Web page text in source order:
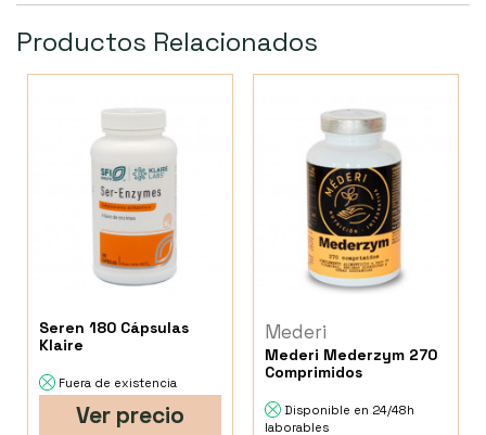
Productos Relacionados
Seren 180 Cápsulas
Klaire
Fuera de existencia
Ver precio
Mederi
Mederi Mederzym 270
Comprimidos
Disponible en 24/48h
laborables